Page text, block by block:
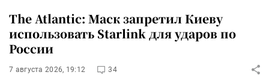
The Atlantic: Маск запретил Киеву
использовать Starlink для ударов по
России
7 августа 2026, 19:12 34